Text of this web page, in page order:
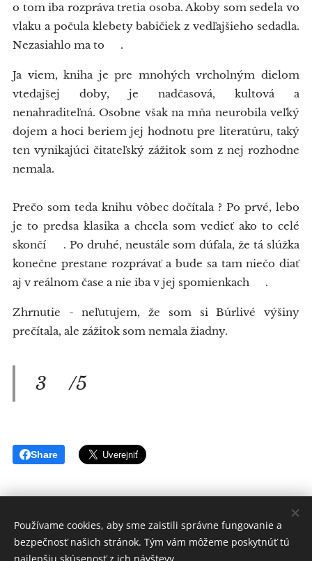
o tom iba rozpráva tretia osoba. Akoby som sedela vo
vlaku a počula klebety babičiek z vedľajšieho sedadla.
Nezasiahlo ma to 😔.
Ja viem, kniha je pre mnohých vrcholným dielom
vtedajšej doby, je nadčasová, kultová a
nenahraditeľná. Osobne však na mňa neurobila veľký
dojem a hoci beriem jej hodnotu pre literatúru, taký
ten vynikajúci čitateľský zážitok som z nej rozhodne
nemala.
Prečo som teda knihu vôbec dočítala ? Po prvé, lebo
je to predsa klasika a chcela som vedieť ako to celé
skončí 😊. Po druhé, neustále som dúfala, že tá slúžka
konečne prestane rozprávať a bude sa tam niečo diať
aj v reálnom čase a nie iba v jej spomienkach 😀.
Zhrnutie - neľutujem, že som si Búrlivé výšiny
prečítala, ale zážitok som nemala žiadny.
3⭐/5⭐
Share
Otvorená kniha - knižný blog
Používame cookies, aby sme zaistili správne fungovanie a
bezpečnosť našich stránok. Tým vám môžeme poskytnúť tú